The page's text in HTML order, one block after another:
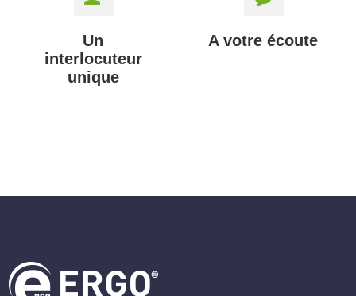
Un
interlocuteur
unique
A votre écoute